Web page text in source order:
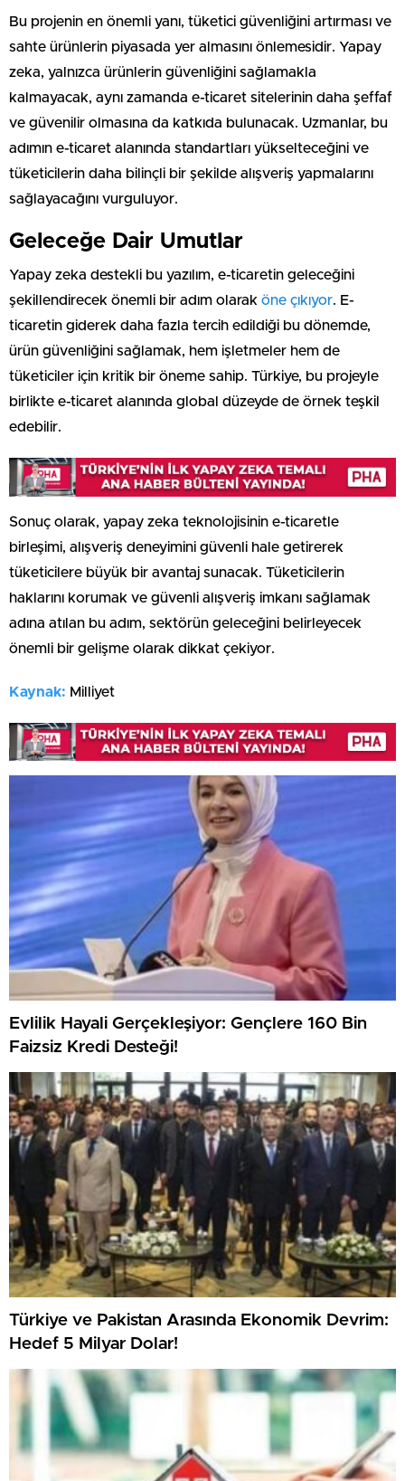
Bu projenin en önemli yanı, tüketici güvenliğini artırması ve
sahte ürünlerin piyasada yer almasını önlemesidir. Yapay
zeka, yalnızca ürünlerin güvenliğini sağlamakla
kalmayacak, aynı zamanda e-ticaret sitelerinin daha şeffaf
ve güvenilir olmasına da katkıda bulunacak. Uzmanlar, bu
adımın e-ticaret alanında standartları yükselteceğini ve
tüketicilerin daha bilinçli bir şekilde alışveriş yapmalarını
sağlayacağını vurguluyor.
Geleceğe Dair Umutlar
Yapay zeka destekli bu yazılım, e-ticaretin geleceğini
şekillendirecek önemli bir adım olarak öne çıkıyor. E-
ticaretin giderek daha fazla tercih edildiği bu dönemde,
ürün güvenliğini sağlamak, hem işletmeler hem de
tüketiciler için kritik bir öneme sahip. Türkiye, bu projeyle
birlikte e-ticaret alanında global düzeyde de örnek teşkil
edebilir.
Sonuç olarak, yapay zeka teknolojisinin e-ticaretle
birleşimi, alışveriş deneyimini güvenli hale getirerek
tüketicilere büyük bir avantaj sunacak. Tüketicilerin
haklarını korumak ve güvenli alışveriş imkanı sağlamak
adına atılan bu adım, sektörün geleceğini belirleyecek
önemli bir gelişme olarak dikkat çekiyor.
Kaynak: Milliyet
Evlilik Hayali Gerçekleşiyor: Gençlere 160 Bin
Faizsiz Kredi Desteği!
Türkiye ve Pakistan Arasında Ekonomik Devrim:
Hedef 5 Milyar Dolar!